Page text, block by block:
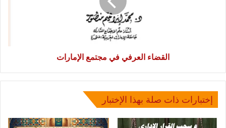
القضاء العرفي في مجتمع الإمارات
إختبارات ذات صلة بهذا الإختبار